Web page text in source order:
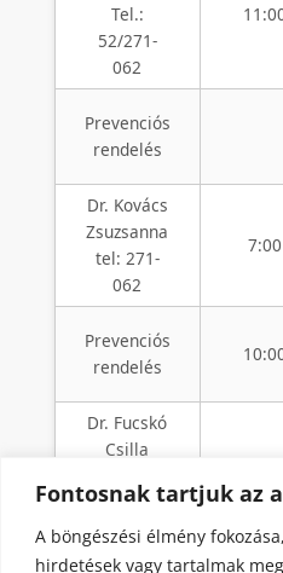
Fontosnak tartjuk az
A böngészési élmény
hirdetések vagy tartalmak
Tel.:
52/271-
062
Prevenciós
rendelés
Dr. Kovács
Zsuzsanna
tel: 271-
062
Prevenciós
rendelés
Dr. Fucskó
Csilla
52/270-
204